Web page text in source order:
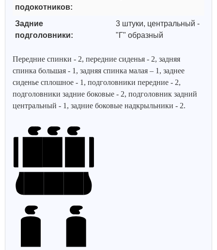
подокотников:
Задние
подголовники:
3 штуки, центральный -
"Г" образный
Передние спинки - 2, передние сиденья - 2, задняя
спинка большая - 1, задняя спинка малая – 1, заднее
сиденье сплошное - 1, подголовники передние - 2,
подголовники задние боковые - 2, подголовник задний
центральный - 1, задние боковые надкрыльники - 2.